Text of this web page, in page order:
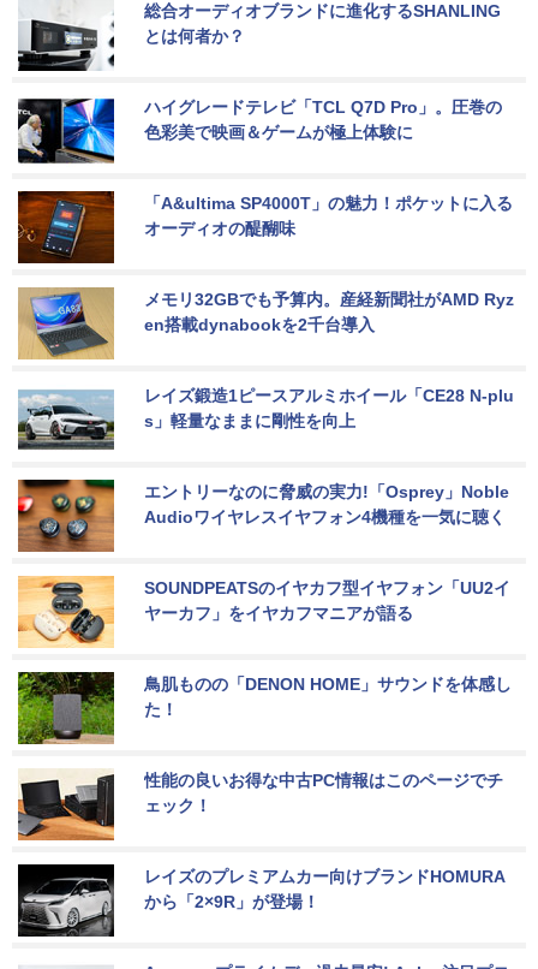
総合オーディオブランドに進化するSHANLING
とは何者か？
ハイグレードテレビ「TCL Q7D Pro」。圧巻の
色彩美で映画＆ゲームが極上体験に
「A&ultima SP4000T」の魅力！ポケットに入る
オーディオの醍醐味
メモリ32GBでも予算内。産経新聞社がAMD Ryz
en搭載dynabookを2千台導入
レイズ鍛造1ピースアルミホイール「CE28 N-plu
s」軽量なままに剛性を向上
エントリーなのに脅威の実力!「Osprey」Noble
Audioワイヤレスイヤフォン4機種を一気に聴く
SOUNDPEATSのイヤカフ型イヤフォン「UU2イ
ヤーカフ」をイヤカフマニアが語る
鳥肌ものの「DENON HOME」サウンドを体感し
た！
性能の良いお得な中古PC情報はこのページでチ
ェック！
レイズのプレミアムカー向けブランドHOMURA
から「2×9R」が登場！